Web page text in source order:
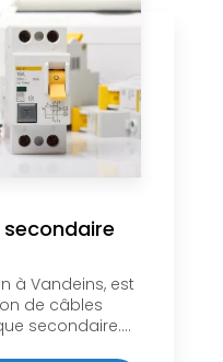
à Vandeins, est
de câbles
secondaire....